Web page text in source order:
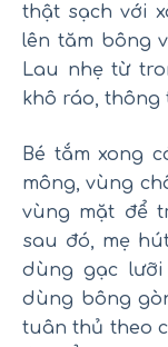
thật sạch với
lên tăm bông
Lau nhẹ từ
khô ráo, thông
Bé tắm xong
mông, vùng
vùng mặt để
sau đó, mẹ
dùng gạc
dùng bông
tuân thủ theo